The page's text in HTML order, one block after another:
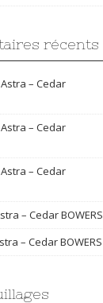
récents
Astra – Cedar
Astra – Cedar
Astra – Cedar
– Cedar BOWERS
– Cedar BOWERS